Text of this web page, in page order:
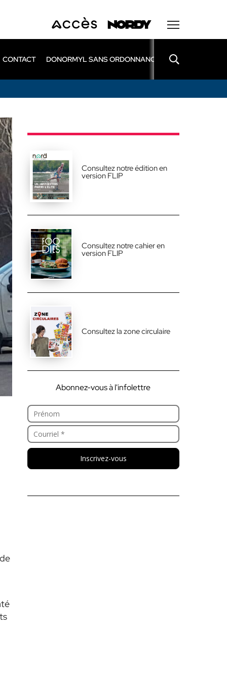
CONTACT DONORMYL SANS ORDONNANCE LEXOMIL SANS
Consultez notre édition en
version FLIP
Consultez notre cahier en
version FLIP
Consultez la zone circulaire
Abonnez-vous à l'infolettre
Inscrivez-vous